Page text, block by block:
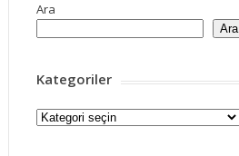
Ara
Ara
Kategoriler
Kategoriler